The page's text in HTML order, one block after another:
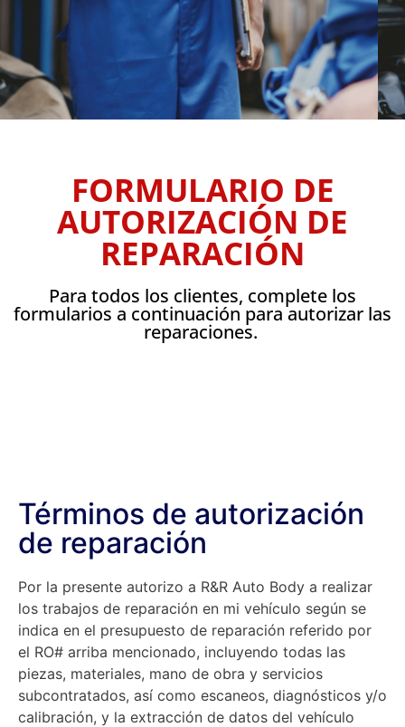
FORMULARIO DE
AUTORIZACIÓN DE
REPARACIÓN
Para todos los clientes, complete los
formularios a continuación para autorizar las
reparaciones. ​
Términos de autorización
de reparación
Por la presente autorizo a R&R Auto Body a realizar
los trabajos de reparación en mi vehículo según se
indica en el presupuesto de reparación referido por
el RO# arriba mencionado, incluyendo todas las
piezas, materiales, mano de obra y servicios
subcontratados, así como escaneos, diagnósticos y/o
calibración, y la extracción de datos del vehículo